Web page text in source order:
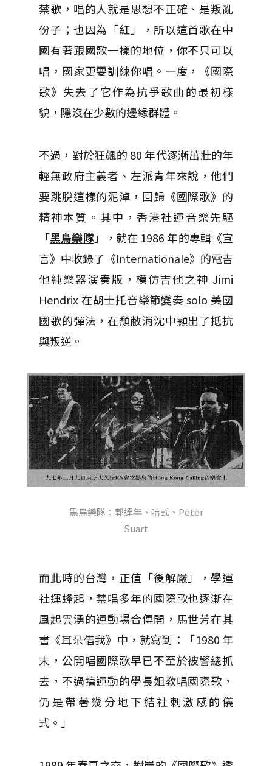
禁歌，唱的人就是思想不正確、是叛亂
份子；也因為「紅」，所以這首歌在中
國有著跟國歌一樣的地位，你不只可以
唱，國家更要訓練你唱。一度，《國際
歌》失去了它作為抗爭歌曲的最初樣
貌，隱沒在少數的邊緣群體。
不過，對於狂飆的 80 年代逐漸茁壯的年
輕無政府主義者、左派青年來說，他們
要跳脫這樣的泥淖，回歸《國際歌》的
精神本質。其中，香港社運音樂先驅
「黑鳥樂隊」，就在 1986 年的專輯《宣
言》中收錄了《Internationale》的電吉
他純樂器演奏版，模仿吉他之神 Jimi
Hendrix 在胡士托音樂節變奏 solo 美國
國歌的彈法，在頹敝消沈中顯出了抵抗
與叛逆。
黑鳥樂隊：郭達年、咭式、Peter
Suart
而此時的台灣，正值「後解嚴」，學運
社運蜂起，禁唱多年的國際歌也逐漸在
風起雲湧的運動場合傳開，馬世芳在其
書《耳朵借我》中，就寫到：「1980 年
末，公開唱國際歌早已不至於被警總抓
去，不過搞運動的學長姐教唱國際歌，
仍是帶著幾分地下結社刺激感的儀
式。」